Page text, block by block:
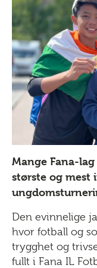
Mange Fana-
største og mest
Den evinnelige
hvor fotball og
trygghet og
fullt i Fana IL